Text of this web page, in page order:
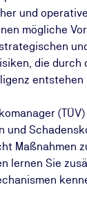
und
mögliche
die
entstehen
Maßnahmen
lernen Sie